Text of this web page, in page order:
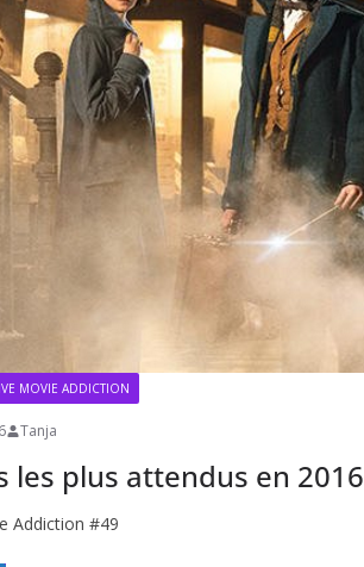
MOVIE ADDICTION
Tanja
les plus attendus en 2016
Addiction #49